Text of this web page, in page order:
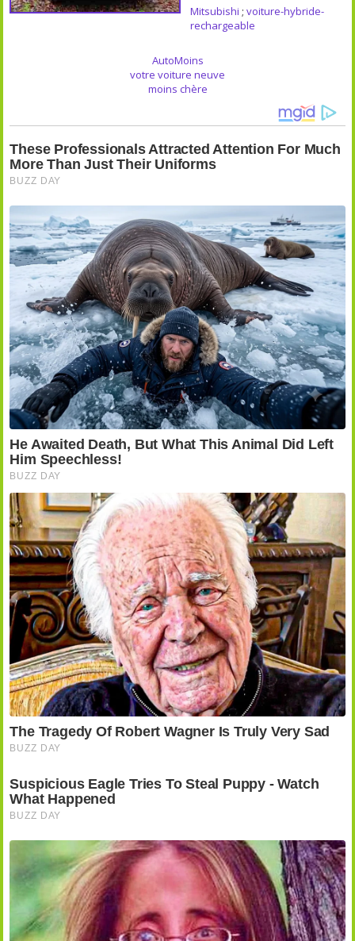
Mitsubishi ; voiture-hybride-
rechargeable
AutoMoins
votre voiture neuve
moins chère